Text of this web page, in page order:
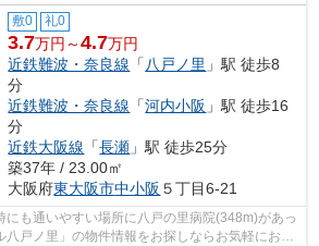
敷0 礼0
3.7万円～4.7万円
近鉄難波・奈良線 「 八戸ノ里 」駅 徒歩8
分
近鉄難波・奈良線 「河内小阪 」駅 徒歩16
分
近鉄大阪線 「長瀬 」駅 徒歩25分
築37年 / 23.00㎡
大阪府東大阪市中小阪 ５丁目6-21
にも通いやすい場所に八戸の里病院(348m)があっ
八戸ノ里」の物件情報をお探しならお気軽にお問